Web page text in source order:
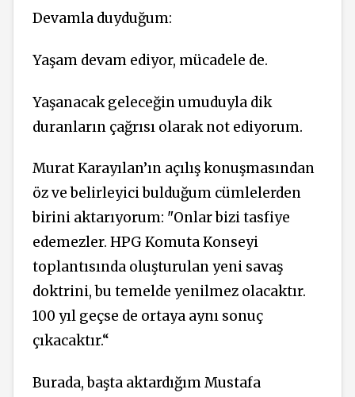
Devamla duyduğum:
Yaşam devam ediyor, mücadele de.
Yaşanacak geleceğin umuduyla dik
duranların çağrısı olarak not ediyorum.
Murat Karayılan’ın açılış konuşmasından
öz ve belirleyici bulduğum cümlelerden
birini aktarıyorum: "Onlar bizi tasfiye
edemezler. HPG Komuta Konseyi
toplantısında oluşturulan yeni savaş
doktrini, bu temelde yenilmez olacaktır.
100 yıl geçse de ortaya aynı sonuç
çıkacaktır.“
Burada, başta aktardığım Mustafa